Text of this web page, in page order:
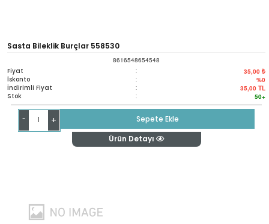
Sasta Bileklik Burçlar 558530
8616548654548
Fiyat : 35,00 ₺
İskonto : %0
İndirimli Fiyat : 35,00 TL
Stok : 50+
- +
Sepete Ekle
Ürün Detayı